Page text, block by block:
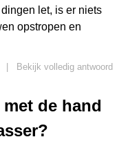
let, is er niets
opstropen en
Bekijk volledig antwoord
de hand